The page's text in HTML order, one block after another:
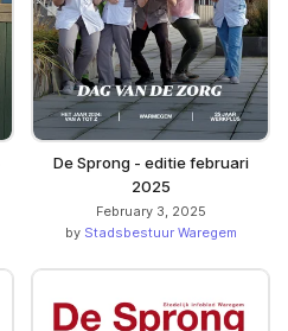
De Sprong - editie februari
2025
February 3, 2025
by Stadsbestuur Waregem